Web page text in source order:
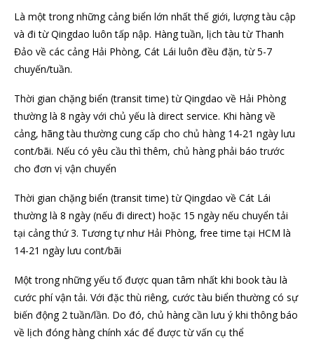
Là một trong những cảng biển lớn nhất thế giới, lượng tàu cập
và đi từ Qingdao luôn tấp nập. Hàng tuần, lịch tàu từ Thanh
Đảo về các cảng Hải Phòng, Cát Lái luôn đều đặn, từ 5-7
chuyến/tuần.
Thời gian chặng biển (transit time) từ Qingdao về Hải Phòng
thường là 8 ngày với chủ yếu là direct service. Khi hàng về
cảng, hãng tàu thường cung cấp cho chủ hàng 14-21 ngày lưu
cont/bãi. Nếu có yêu cầu thì thêm, chủ hàng phải báo trước
cho đơn vị vận chuyển
Thời gian chặng biển (transit time) từ Qingdao về Cát Lái
thường là 8 ngày (nếu đi direct) hoặc 15 ngày nếu chuyển tải
tại cảng thứ 3. Tương tự như Hải Phòng, free time tại HCM là
14-21 ngày lưu cont/bãi
Một trong những yếu tố được quan tâm nhất khi book tàu là
cước phí vận tải. Với đặc thù riêng, cước tàu biển thường có sự
biến động 2 tuần/lần. Do đó, chủ hàng cần lưu ý khi thông báo
về lịch đóng hàng chính xác để được từ vấn cụ thể